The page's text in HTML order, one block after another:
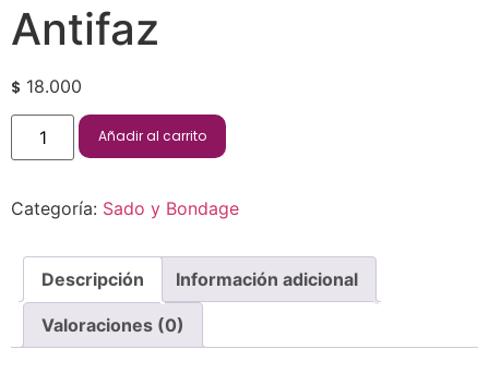
Antifaz
$ 18.000
Añadir al carrito
Categoría: Sado y Bondage
Descripción Información adicional
Valoraciones (0)